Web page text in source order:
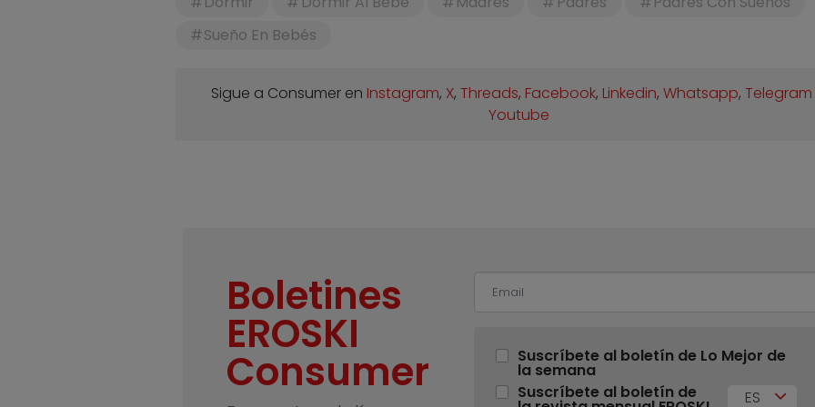
Sueño En Bebés
Sigue a Consumer en Instagram, X,Threads, Facebook, Linkedin,Whatsapp,Telegram
Youtube
Boletines
EROSKI
Consumer Suscríbete al boletín de Lo Mejor de
la semana
Suscríbete al boletín de
ES